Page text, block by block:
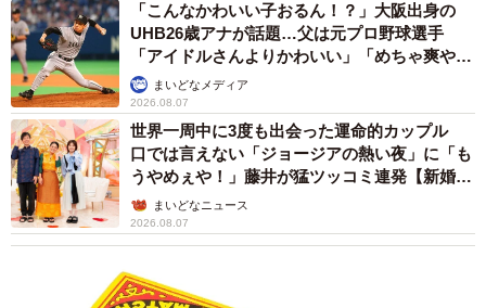
「こんなかわいい子おるん！？」大阪出身の
UHB26歳アナが話題…父は元プロ野球選手
「アイドルさんよりかわいい」「めちゃ爽や
か」まいどなメディア
2026.08.07
世界一周中に3度も出会った運命的カップル
口では言えない「ジョージアの熱い夜」に「も
うやめぇや！」藤井が猛ツッコミ連発【新婚さ
ん】まいどなニュース
2026.08.07